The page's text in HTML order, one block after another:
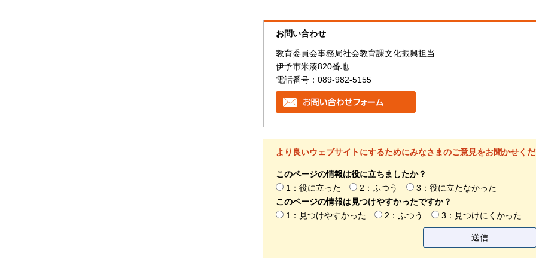
お問い合わせ
教育委員会事務局社会教育課文化振興担当
伊予市米湊820番地
電話番号：089-982-5155
より良いウェブサイトにするためにみなさまのご意見をお聞かせく
このページの情報は役に立ちましたか？
1：役に立った
2：ふつう
3：役に立たなかった
このページの情報は見つけやすかったですか？
1：見つけやすかった
2：ふつう 3：見つけにくかった